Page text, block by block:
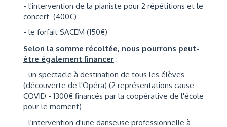
- l'intervention de la pianiste pour 2 répétitions et le
concert (400€)
- le forfait SACEM (150€)
Selon la somme récoltée, nous pourrons peut-
être également financer :
- un spectacle à destination de tous les élèves
(découverte de l'Opéra) (2 représentations cause
COVID - 1300€ financés par la coopérative de l'école
pour le moment)
- l'intervention d'une danseuse professionnelle à